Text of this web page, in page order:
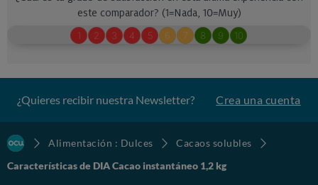
¿Quieres recibir nuestra Newsletter? Crea una cuenta
Alimentación : Dulces
Cacaos solubles
Características de DIA Cacao instantáneo 1,2 kg